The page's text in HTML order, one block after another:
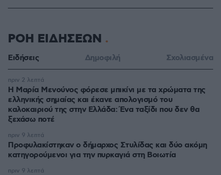
ΡΟΗ ΕΙΔΗΣΕΩΝ
Ειδήσεις Δημοφιλή Σχολιασμένα
Η Μαρία Μενούνος φόρεσε μπικίνι με τα χρώματα της
ελληνικής σημαίας και έκανε απολογισμό του
καλοκαιριού της στην Ελλάδα: Ένα ταξίδι που δεν θα
ξεχάσω ποτέ
πριν 2 λεπτά
Προφυλακίστηκαν ο δήμαρχος Στυλίδας και δύο ακόμη
κατηγορούμενοι για την πυρκαγιά στη Βοιωτία
πριν 9 λεπτά
πριν 9 λεπτά